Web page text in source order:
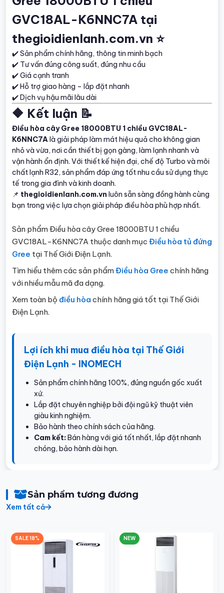
GVC18AL-K6NNC7A tại
thegioidienlanh.com.vn ⭐
✔️ Sản phẩm chính hãng, thông tin minh bạch
✔️ Tư vấn đúng công suất, đúng nhu cầu
✔️ Giá cạnh tranh
✔️ Hỗ trợ giao hàng – lắp đặt nhanh
✔️ Dịch vụ hậu mãi lâu dài
🔶 Kết luận 📝
Điều hòa cây Gree 18000BTU 1 chiều GVC18AL-
K6NNC7Alà giải pháp làm mát hiệu quả cho không gian
nhỏ và vừa, nơi cần thiết bị gọn gàng, làm lạnh nhanh và
vận hành ổn định. Với thiết kế hiện đại, chế độ Turbo và môi
chất lạnh R32, sản phẩm đáp ứng tốt nhu cầu sử dụng thực
tế trong gia đình và kinh doanh.
📌 thegioidienlanh.com.vn luôn sẵn sàng đồng hành cùng
bạn trong việc lựa chọn giải pháp điều hòa phù hợp nhất.
Sản phẩm Điều hòa cây Gree 18000BTU 1 chiều
GVC18AL-K6NNC7A thuộc danh mục Điều hòa tủ đứng
Gree tại Thế Giới Điện Lạnh.
Tìm hiểu thêm các sản phẩmĐiều hòa Gree chính hãng
với nhiều mẫu mã đa dạng.
Xem toàn bộ điều hòa chính hãng giá tốt tại Thế Giới
Điện Lạnh.
Lợi ích khi mua điều hòa tại Thế Giới
Điện Lạnh - INOMECH
Sản phẩm chính hãng 100%, đúng nguồn gốc xuất
xứ.
Lắp đặt chuyên nghiệp bởi đội ngũ kỹ thuật viên
giàu kinh nghiệm.
Bảo hành theo chính sách của hãng.
Cam kết:Bán hàng với giá tốt nhất, lắp đặt nhanh
chóng, bảo hành dài hạn.
Sản phẩm tương đương
Xem tất cả
SALE 18% NEW